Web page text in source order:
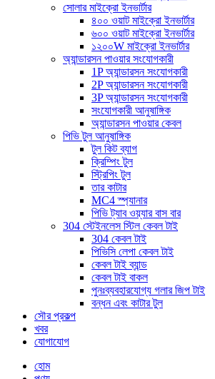
সোলার মাইক্রো ইনভার্টার
৪০০ ওয়াট মাইক্রো ইনভার্টার
৬০০ ওয়াট মাইক্রো ইনভার্টার
১২০০W মাইক্রো ইনভার্টার
অ্যান্ডারসন পাওয়ার সংযোগকারী
1P অ্যান্ডারসন সংযোগকারী
2P অ্যান্ডারসন সংযোগকারী
3P অ্যান্ডারসন সংযোগকারী
সংযোগকারী আনুষাঙ্গিক
অ্যান্ডারসন পাওয়ার কেবল
পিভি টুল আনুষাঙ্গিক
টুল কিট ব্যাগ
ক্রিম্পিং টুল
স্ট্রিপিং টুল
তার কাটার
MC4 স্প্যানার
পিভি ট্যাব ওয়্যার বাস বার
304 স্টেইনলেস স্টিল কেবল টাই
304 কেবল টাই
পিভিসি লেপা কেবল টাই
কেবল টাই ব্যান্ড
কেবল টাই বাকল
পুনঃব্যবহারযোগ্য গলার জিপ টাই
বন্ধন এবং কাটার টুল
সৌর প্রকল্প
খবর
যোগাযোগ
হোম